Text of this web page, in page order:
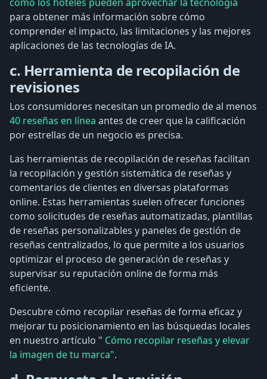
para obtener más información sobre cómo
comprender el impacto, las limitaciones y las mejores
aplicaciones de las tecnologías de IA.
c. Herramienta de recopilación de
revisiones
Los consumidores necesitan un promedio de al menos
40 reseñas en línea antes de creer que la calificación
por estrellas de un negocio es precisa.
Las herramientas de recopilación de reseñas facilitan
la recopilación y gestión sistemática de reseñas y
comentarios de clientes en diversas plataformas
online. Estas herramientas suelen ofrecer funciones
como solicitudes de reseñas automatizadas, plantillas
de reseñas personalizables y paneles de gestión de
reseñas centralizados, lo que permite a los usuarios
optimizar el proceso de generación de reseñas y
supervisar su reputación online de forma más
eficiente.
Descubre cómo recopilar reseñas de forma eficaz y
mejorar tu posicionamiento en las búsquedas locales
en nuestro artículo " Cómo recopilar reseñas y elevar
la imagen de tu marca".